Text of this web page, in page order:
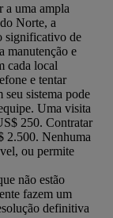
a uma ampla
Norte, a
significativo de
manutenção e
cada local
e tentar
sistema pode
Uma visita
250. Contratar
2.500. Nenhuma
ou permite
não estão
fazem um
definitiva